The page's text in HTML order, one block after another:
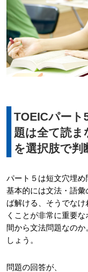
TOEICパート
題は全て読ま
を選択肢で判
パート５は短文穴埋め
基本的には文法・語
ば解ける、そうでな
くことが非常に重要
間から文法問題なの
しょう。
問題の回答が、